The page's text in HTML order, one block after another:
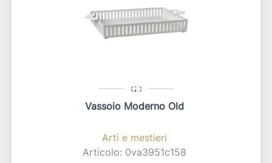
Vassoio Moderno Old
Arti e mestieri
Articolo: 0va3951c158